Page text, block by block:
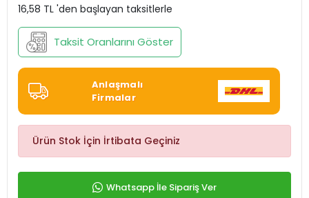
16,58 TL 'den başlayan taksitlerle
Taksit Oranlarını Göster
Anlaşmalı
Firmalar
Ürün Stok İçin İrtibata Geçiniz
Whatsapp İle Sipariş Ver